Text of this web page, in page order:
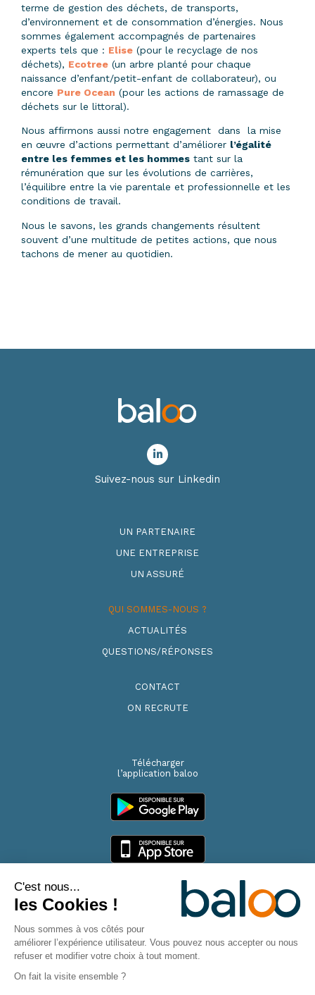
terme de gestion des déchets, de transports,
d’environnement et de consommation d’énergies. Nous
sommes également accompagnés de partenaires
experts tels que : Elise (pour le recyclage de nos
déchets), Ecotree (un arbre planté pour chaque
naissance d’enfant/petit-enfant de collaborateur), ou
encore Pure Ocean (pour les actions de ramassage de
déchets sur le littoral).
Nous affirmons aussi notre engagement dans la mise
en œuvre d’actions permettant d’améliorer l’égalité
entre les femmes et les hommes tant sur la
rémunération que sur les évolutions de carrières,
l’équilibre entre la vie parentale et professionnelle et les
conditions de travail.
Nous le savons, les grands changements résultent
souvent d’une multitude de petites actions, que nous
tachons de mener au quotidien.
Suivez-nous sur Linkedin
UN PARTENAIRE
UNE ENTREPRISE
UN ASSURÉ
QUI SOMMES-NOUS ?
ACTUALITÉS
QUESTIONS/RÉPONSES
CONTACT
ON RECRUTE
Télécharger
l’application baloo
Copyright baloo 2026
Mentions légales Politique RGPD Réclamations
C'est nous...
les Cookies !
Nous sommes à vos côtés pour
améliorer l’expérience utilisateur. Vous pouvez nous accepter ou nous
refuser et modifier votre choix à tout moment.
On fait la visite ensemble ?